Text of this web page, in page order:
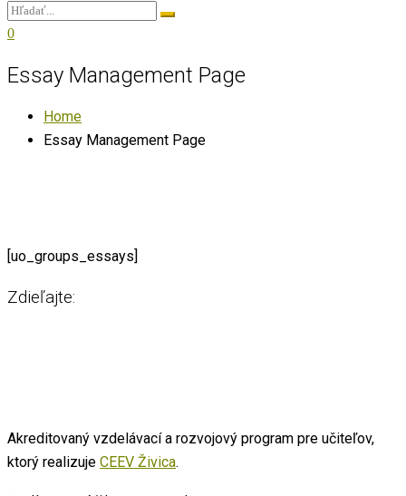
0
Essay Management Page
Home
Essay Management Page
[uo_groups_essays]
Zdieľajte:
Akreditovaný vzdelávací a rozvojový program pre učiteľov,
ktorý realizuje CEEV Živica.